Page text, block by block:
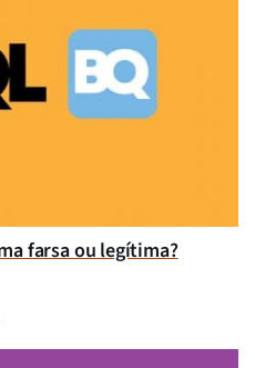
farsa ou legítima?